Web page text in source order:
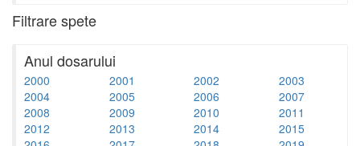
Filtrare spete
Anul dosarului
2000 2001 2002
2003
2004
2005 2006
2007
2008
2009 2010
2011
2012
2013 2014
2015